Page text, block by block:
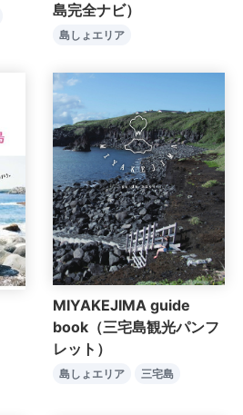
島完全ナビ）
島しょエリア
MIYAKEJIMA guide
book（三宅島観光パンフ
レット）
島しょエリア 三宅島